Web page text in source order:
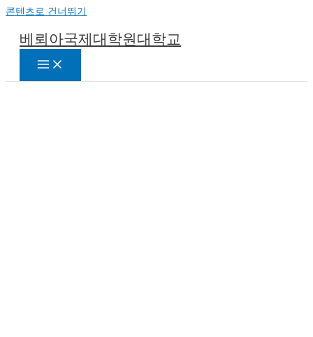
콘텐츠로 건너뛰기
베뢰아국제대학원대학교